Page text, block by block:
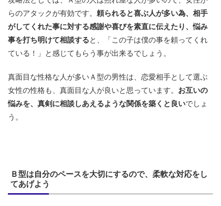
らのアタックが有効です。 頼られると喜ぶ人が多い為、相手
がしてくれた事に対する感謝や喜びを素直に伝えたり、悩み
事を打ち明けて相談すると、「この子は僕の事を頼ってくれ
ている！」と感じてもらう事が出来るでしょう。
真面目な性格な人が多いＡ型の男性は、恋愛相手として選ぶ
女性の性格も、真面目な人が良いと思っています。 お互いの
悩みを、真剣に相談しあえるような関係を築くと良いでしょ
う。
Ｂ型は自分のペースを大切にするので、柔軟な対応をし
てあげよう